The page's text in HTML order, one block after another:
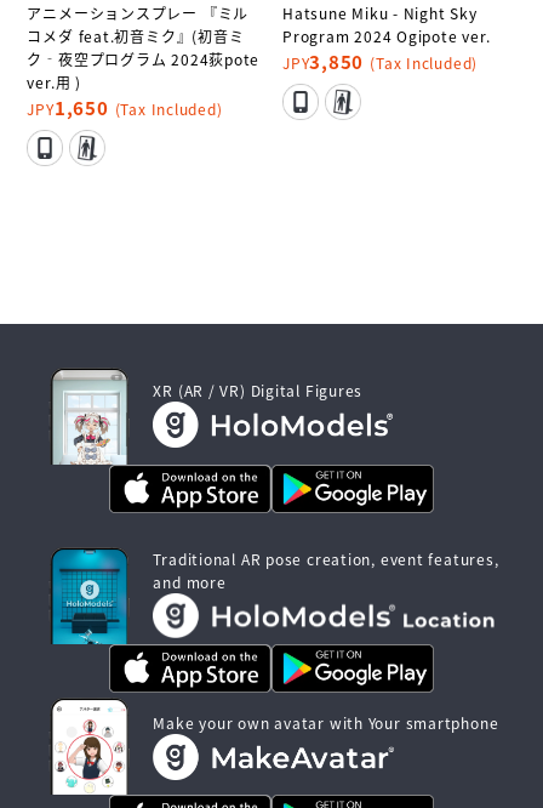
アニメーションスプレー 『ミル
コメダ feat.初音ミク』(初音ミ
ク‐夜空プログラム 2024荻pote
ver.用 )
JPY1,650 (Tax Included)
Hatsune Miku - Night Sky
Program 2024 Ogipote ver.
JPY3,850 (Tax Included)
XR (AR / VR) Digital Figures
Traditional AR pose creation, event features,
and more
Make your own avatar with Your smartphone